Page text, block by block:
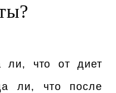
ли, что от диет
ли, что после